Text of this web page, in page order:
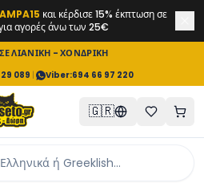
και κέρδισε 15% έκπτωση σε
αγορές άνω των 25€
ΛΙΑΝΙΚΗ - ΧΟΝΔΡΙΚΗ
089 | Viber:694 66 97 220
🇬🇷